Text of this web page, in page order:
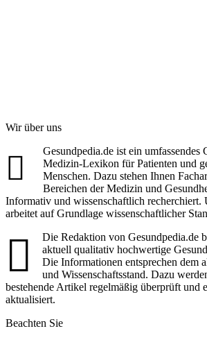
Wir über uns
Gesundpedia.de ist ein umfassendes
Medizin-Lexikon für Patienten und
Menschen. Dazu stehen Ihnen
Bereichen der Medizin und
Informativ und wissenschaftlich recherchiert.
arbeitet auf Grundlage wissenschaftlicher
Die Redaktion von Gesundpedia.de
aktuell qualitativ hochwertige
Die Informationen entsprechen dem
und Wissenschaftsstand. Dazu
bestehende Artikel regelmäßig überprüft und
aktualisiert.
Beachten Sie